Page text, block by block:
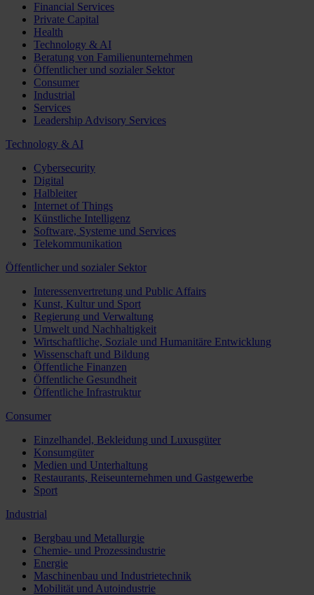
Financial Services
Private Capital
Health
Technology & AI
Beratung von Familienunternehmen
Öffentlicher und sozialer Sektor
Consumer
Industrial
Services
Leadership Advisory Services
Technology & AI
Cybersecurity
Digital
Halbleiter
Internet of Things
Künstliche Intelligenz
Software, Systeme und Services
Telekommunikation
Öffentlicher und sozialer Sektor
Interessenvertretung und Public Affairs
Kunst, Kultur und Sport
Regierung und Verwaltung
Umwelt und Nachhaltigkeit
Wirtschaftliche, Soziale und Humanitäre Entwicklung
Wissenschaft und Bildung
Öffentliche Finanzen
Öffentliche Gesundheit
Öffentliche Infrastruktur
Consumer
Einzelhandel, Bekleidung und Luxusgüter
Konsumgüter
Medien und Unterhaltung
Restaurants, Reiseunternehmen und Gastgewerbe
Sport
Industrial
Bergbau und Metallurgie
Chemie- und Prozessindustrie
Energie
Maschinenbau und Industrietechnik
Mobilität und Autoindustrie